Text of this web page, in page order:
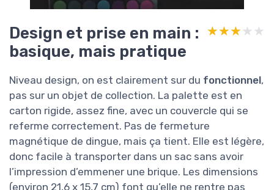
Design et prise en main :
basique, mais pratique
★★★★★
★★★★★
Niveau design, on est clairement sur du fonctionnel,
pas sur un objet de collection. La palette est en
carton rigide, assez fine, avec un couvercle qui se
referme correctement. Pas de fermeture
magnétique de dingue, mais ça tient. Elle est légère,
donc facile à transporter dans un sac sans avoir
l’impression d’emmener une brique. Les dimensions
(environ 21,6 x 15,7 cm) font qu’elle ne rentre pas